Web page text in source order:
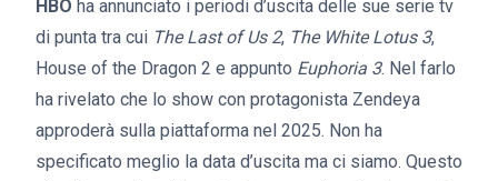
HBO ha annunciato i periodi d’uscita delle sue serie tv
di punta tra cui The Last of Us 2, The White Lotus 3,
House of the Dragon 2 e appunto Euphoria 3. Nel farlo
ha rivelato che lo show con protagonista Zendeya
approderà sulla piattaforma nel 2025. Non ha
specificato meglio la data d’uscita ma ci siamo. Questo